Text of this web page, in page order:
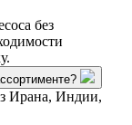
без
Ирана, Индии,